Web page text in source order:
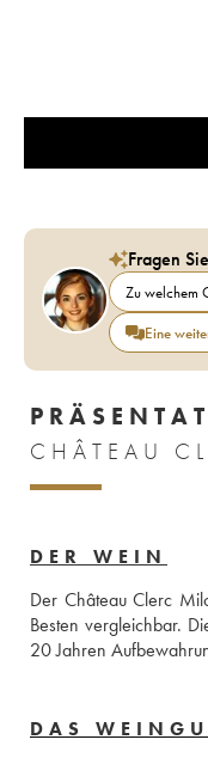
Fragen
Zu welchem
Eine
CHÂTEAU
DER WEIN
Der Château Clerc
Besten vergleichbar.
20 Jahren
DAS